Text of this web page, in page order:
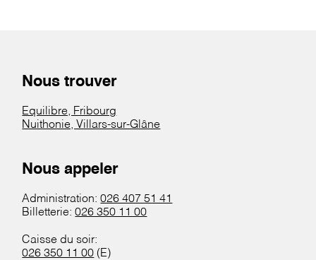
Nous trouver
Equilibre, Fribourg
Nuithonie, Villars-sur-Glâne
Nous appeler
Administration:026 407 51 41
Billetterie:026 350 11 00
Caisse du soir:
026 350 11 00 (E)